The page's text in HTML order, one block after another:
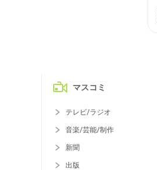
マスコミ
テレビ/ラジオ
音楽/芸能/制作
新聞
出版